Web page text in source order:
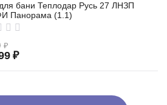
бани Теплодар Русь 27 ЛНЗП
Панорама (1.1)
₽
₽